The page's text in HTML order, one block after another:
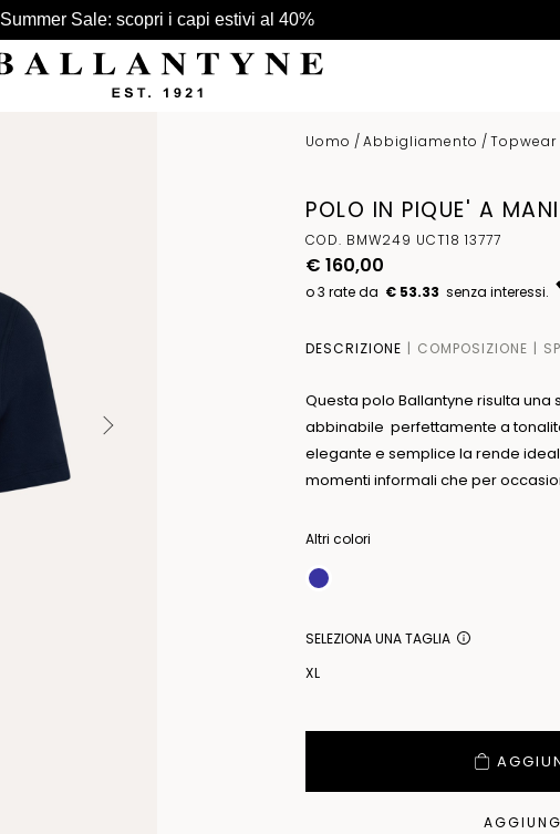
Summer Sale: scopri i capi estivi al 40%
Uomo /Abbigliamento /Topwear
POLO IN PIQUE' A
COD. BMW249 UCT18 13777
€ 160,00
€ 53.33
DESCRIZIONE COMPOSIZIONE
Questa polo Ballantyne risulta
abbinabile perfettamente a
elegante e semplice la rende
momenti informali che per
Altri colori
SELEZIONA UNA TAGLIA
XL